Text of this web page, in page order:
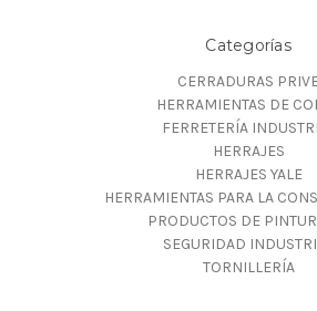
Categorías
CERRADURAS
HERRAMIENTAS DE
FERRETERÍA
HERRAJES
HERRAJES YALE
HERRAMIENTAS PARA LA
PRODUCTOS DE
SEGURIDAD
TORNILLERÍA